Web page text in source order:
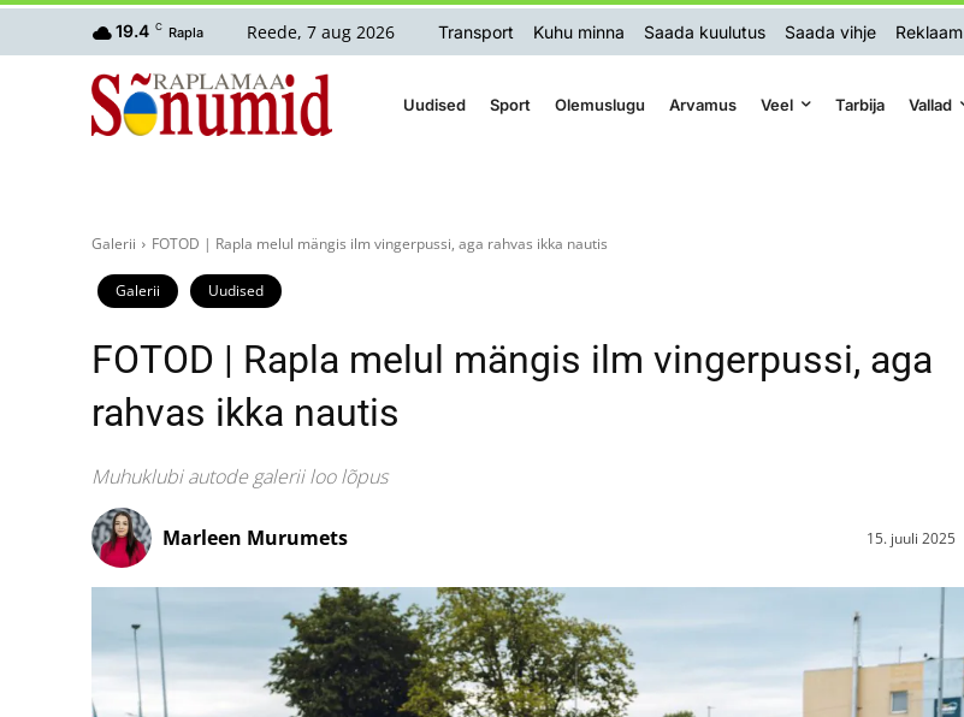
19.4 C Rapla Reede, 7 aug 2026 Transport Kuhu minna Saada kuulutus Saada vihje Reklaam
Uudised Sport Olemuslugu Arvamus Veel Tarbija Vallad
Galerii FOTOD | Rapla melul mängis ilm vingerpussi, aga rahvas ikka nautis
Galerii Uudised
FOTOD | Rapla melul mängis ilm vingerpussi, aga
rahvas ikka nautis
Muhuklubi autode galerii loo lõpus
15. juuli 2025
Marleen Murumets